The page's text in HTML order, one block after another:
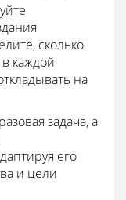
сколько
каждой
на
задача, а
его
и цели